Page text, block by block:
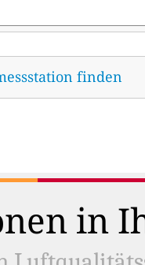
finden
in